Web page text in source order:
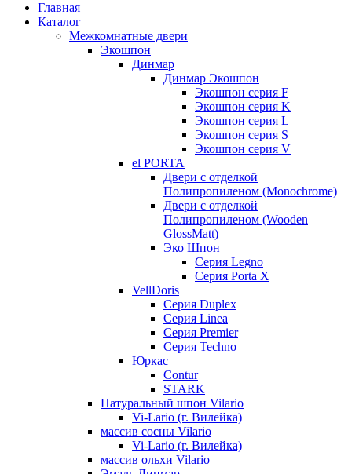
Главная
Каталог
Межкомнатные двери
Экошпон
Динмар
Динмар Экошпон
Экошпон серия F
Экошпон серия K
Экошпон серия L
Экошпон серия S
Экошпон серия V
el PORTA
Двери с отделкой
Полипропиленом (Monochrome)
Двери с отделкой
Полипропиленом (Wooden
GlossMatt)
Эко Шпон
Серия Legno
Серия Porta X
VellDoris
Серия Duplex
Серия Linea
Серия Premier
Серия Techno
Юркас
Contur
STARK
Натуральный шпон Vilario
Vi-Lario (г. Вилейка)
массив сосны Vilario
Vi-Lario (г. Вилейка)
массив ольхи Vilario